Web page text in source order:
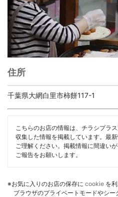
住所
千葉県大網白里市柿餅117-1
こちらのお店の情報は、チラシプラ
収集した情報を掲載しています。最
ご理解ください。掲載情報に間違い
ご報告をお願いします。
※お気に入りのお店の保存に cookie を
ブラウザのプライベートモードやシ